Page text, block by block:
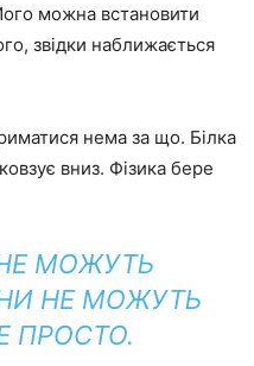
можна встановити
звідки наближається
нема за що. Білка
вниз. Фізика бере
МОЖУТЬ
НЕ МОЖУТЬ
ПРОСТО.